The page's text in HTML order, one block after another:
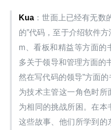
Kua ：世面上已经有无数
的”代码，至于介绍软件
m、看板和精益等方面的
多关于领导和管理方面的
然在写代码的领导”方面
为技术主管这一角色时所
为相同的挑战所困。在
这些故事、他们所学到的